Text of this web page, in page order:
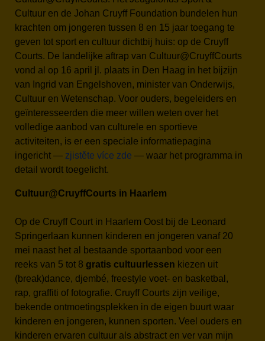
Cultuur en de Johan Cruyff Foundation bundelen hun
krachten om jongeren tussen 8 en 15 jaar toegang te
geven tot sport en cultuur dichtbij huis: op de Cruyff
Courts. De landelijke aftrap van Cultuur@CruyffCourts
vond al op 16 april jl. plaats in Den Haag in het bijzijn
van Ingrid van Engelshoven, minister van Onderwijs,
Cultuur en Wetenschap. Voor ouders, begeleiders en
geïnteresseerden die meer willen weten over het
volledige aanbod van culturele en sportieve
activiteiten, is er een speciale informatiepagina
ingericht — zjistěte více zde — waar het programma in
detail wordt toegelicht.
Cultuur@CruyffCourts in Haarlem
Op de Cruyff Court in Haarlem Oost bij de Leonard
Springerlaan kunnen kinderen en jongeren vanaf 20
mei naast het al bestaande sportaanbod voor een
reeks van 5 tot 8 gratis cultuurlessen kiezen uit
(break)dance, djembé, freestyle voet- en basketbal,
rap, graffiti of fotografie. Cruyff Courts zijn veilige,
bekende ontmoetingsplekken in de eigen buurt waar
kinderen en jongeren, kunnen sporten. Veel ouders en
kinderen ervaren cultuur als abstract en ver van mijn